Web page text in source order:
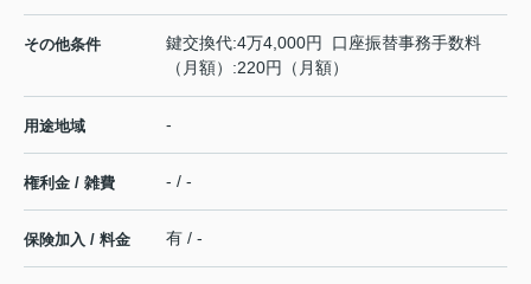
その他条件
鍵交換代:4万4,000円 口座振替事務手数料
（月額）:220円（月額）
用途地域 -
権利金 / 雑費 - / -
保険加入 / 料金 有 / -